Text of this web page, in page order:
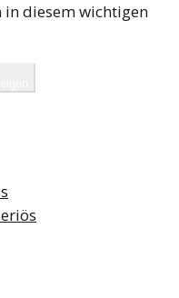
diesem wichtigen